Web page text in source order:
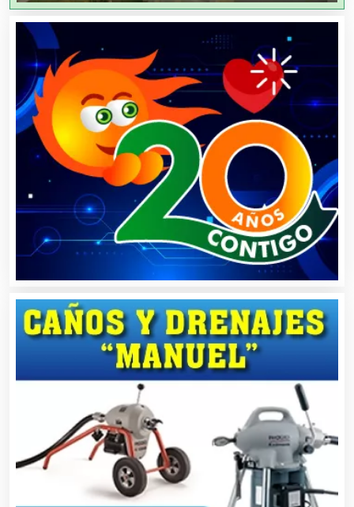
Arquitectos
Artes Gráficas
Artesanías
Artículos de Oficina
Artículos Deportivos
Artículos Importados
Artículos para el Hogar